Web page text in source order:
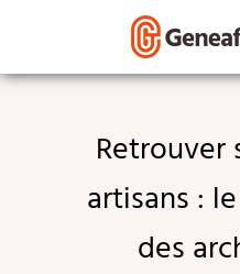
Retrouver ses ancêtres
artisans :
des